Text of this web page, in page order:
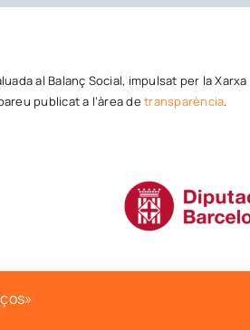
al Balanç Social, impulsat per la Xarxa
publicat a l’àrea detransparència.